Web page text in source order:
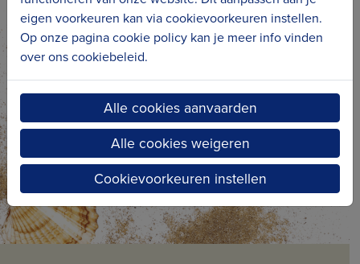
Blankenberge. Als erfgoedcel ondersteunen
we de werking en de projecten van lokale
erfgoedspelers om erfgoed te bewaren voor
de toekomst. Daarnaast werken we eigen
projecten uit, zoals ‘In zee met jobstudenten’,
om lokaal (kust)erfgoed in de kijker te zetten.
eigen voorkeuren kan via cookievoorkeuren instellen.
Op onze pagina cookie policy kan je meer info vinden
over ons cookiebeleid.
Alle cookies aanvaarden
Alle cookies weigeren
Cookievoorkeuren instellen